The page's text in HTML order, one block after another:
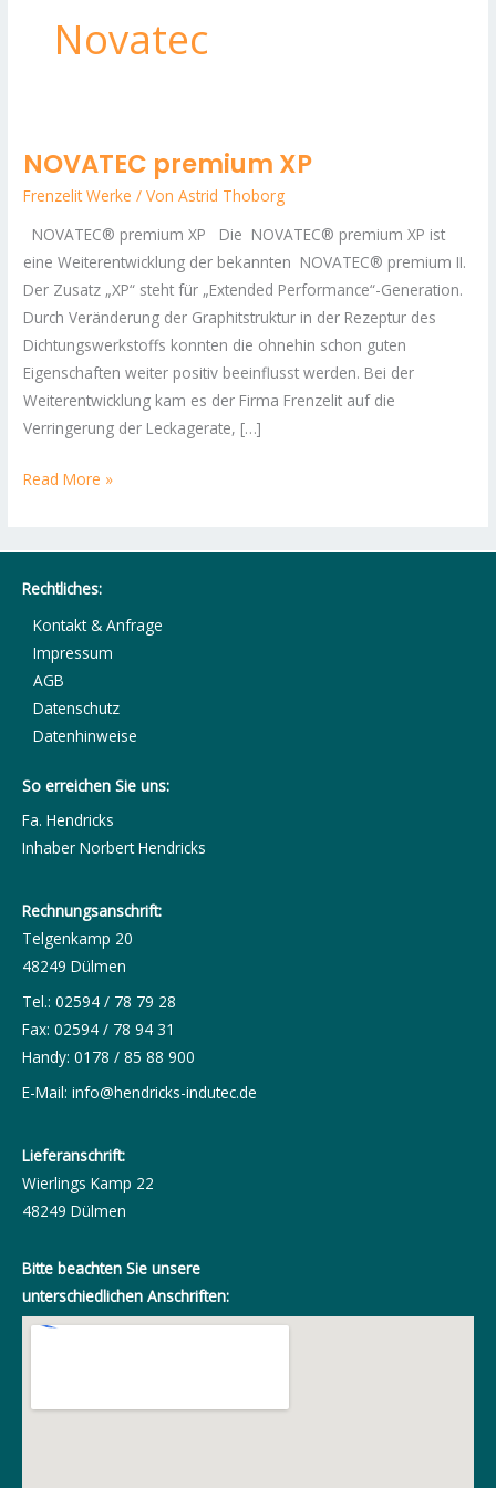
Novatec
NOVATEC premium XP
Frenzelit Werke / VonAstrid Thoborg
NOVATEC® premium XP Die NOVATEC® premium XP ist
eine Weiterentwicklung der bekannten NOVATEC® premium II.
Der Zusatz „XP“ steht für „Extended Performance“-Generation.
Durch Veränderung der Graphitstruktur in der Rezeptur des
Dichtungswerkstoffs konnten die ohnehin schon guten
Eigenschaften weiter positiv beeinflusst werden. Bei der
Weiterentwicklung kam es der Firma Frenzelit auf die
Verringerung der Leckagerate, […]
NOVATEC
premium
Read More »
Rechtliches:
Kontakt & Anfrage
Impressum
AGB
Datenschutz
Datenhinweise
So erreichen Sie uns:
Fa. Hendricks
Inhaber Norbert Hendricks
Rechnungsanschrift:
Telgenkamp 20
48249 Dülmen
Tel.: 02594 / 78 79 28
Fax: 02594 / 78 94 31
Handy: 0178 / 85 88 900
E-Mail: info@hendricks-indutec.de
Lieferanschrift:
Wierlings Kamp 22
48249 Dülmen
Bitte beachten Sie unsere
unterschiedlichen Anschriften: